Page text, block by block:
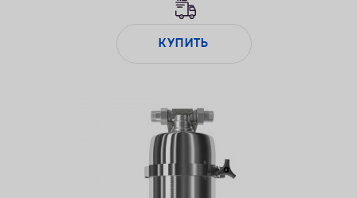
КУПИТЬ